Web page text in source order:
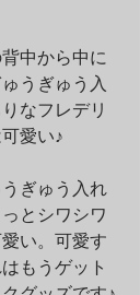
中から中に
うぎゅう入
なフレデリ
愛い♪
ぎゅう入れ
とシワシワ
い。可愛す
もうゲット